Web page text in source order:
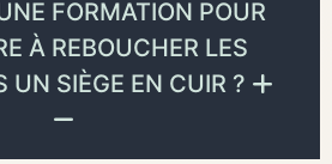
FORMATION POUR
À REBOUCHER LES
UN SIÈGE EN CUIR ?